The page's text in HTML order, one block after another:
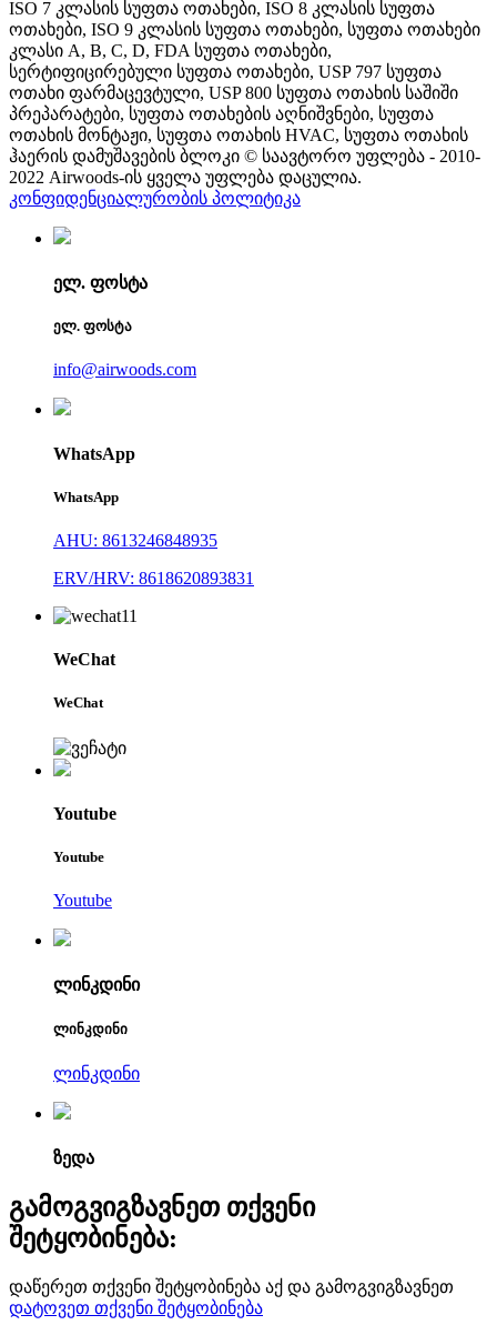
ISO 7 კლასის სუფთა ოთახები, ISO 8 კლასის სუფთა
ოთახები, ISO 9 კლასის სუფთა ოთახები, სუფთა ოთახები
კლასი A, B, C, D, FDA სუფთა ოთახები,
სერტიფიცირებული სუფთა ოთახები, USP 797 სუფთა
ოთახი ფარმაცევტული, USP 800 სუფთა ოთახის საშიში
პრეპარატები, სუფთა ოთახების აღნიშვნები, სუფთა
ოთახის მონტაჟი, სუფთა ოთახის HVAC, სუფთა ოთახის
ჰაერის დამუშავების ბლოკი © საავტორო უფლება - 2010-
2022 Airwoods-ის ყველა უფლება დაცულია.
კონფიდენციალურობის პოლიტიკა
ელ. ფოსტა
ელ. ფოსტა
info@airwoods.com
WhatsApp
WhatsApp
AHU: 8613246848935
ERV/HRV: 8618620893831
WeChat
WeChat
Youtube
Youtube
Youtube
ლინკდინი
ლინკდინი
ლინკდინი
ზედა
გამოგვიგზავნეთ თქვენი
შეტყობინება:
დაწერეთ თქვენი შეტყობინება აქ და გამოგვიგზავნეთ
დატოვეთ თქვენი შეტყობინება